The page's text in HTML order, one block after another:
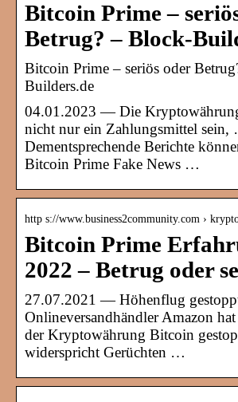
Bitcoin Prime –
Betrug? – Block-
Bitcoin Prime – seriös oder
Builders.de
04.01.2023 — Die
nicht nur ein Zahlungsmittel sein,
Dementsprechende Berichte
Bitcoin Prime Fake News …
http s://www.business2community.com ›
Bitcoin Prime
2022 – Betrug oder
27.07.2021 — Höhenflug
Onlineversandhändler Amazon
der Kryptowährung Bitcoin
widerspricht Gerüchten …